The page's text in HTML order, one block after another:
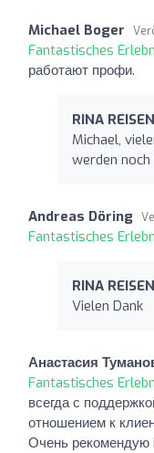
Michael Boger
Fantastisches
работают профи.
RINA REISEN
Michael,
werden
Andreas Döring
Fantastisches
RINA REISEN
Vielen Dank
Анастасия
Fantastisches
всегда с
отношением к
Очень рекомендую